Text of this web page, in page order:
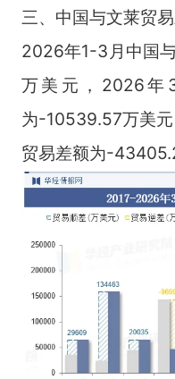
三、中国与文莱贸
2026年1-3月中国
万美元，2026年
为-10539.57万美
贸易差额为-